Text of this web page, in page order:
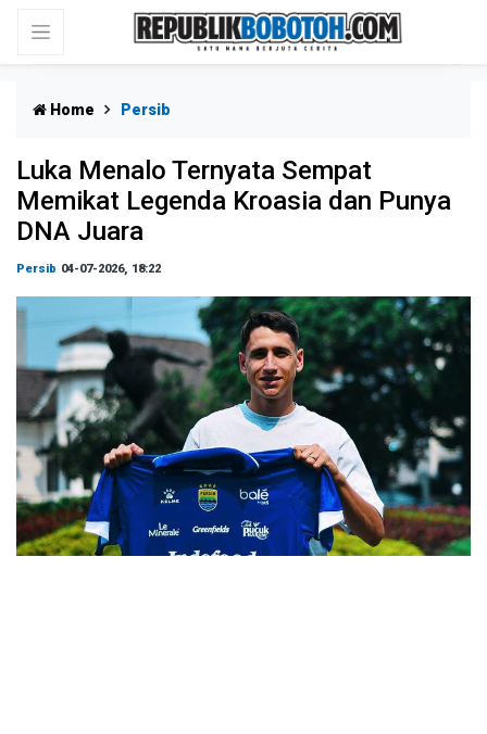
Home Persib
Luka Menalo Ternyata Sempat
Memikat Legenda Kroasia dan Punya
DNA Juara
Persib 04-07-2026, 18:22